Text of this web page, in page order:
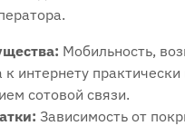
Мобильность,
к интернету
сотовой связи.
Зависимость от